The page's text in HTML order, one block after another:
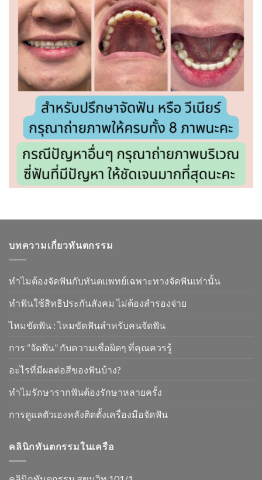
บทความเกี่ยวทันตกรรม
ทำไมต้องจัดฟันกับทันตแพทย์เฉพาะทางจัดฟันเท่านั้น
ทําฟันใช้สิทธิประกันสังคม ไม่ต้องสำรองจ่าย
ไหมขัดฟัน : ไหมขัดฟันสําหรับคนจัดฟัน
การ “จัดฟัน” กับความเชื่อผิดๆ ที่คุณควรรู้
อะไรที่มีผลต่อสีของฟันบ้าง?
ทำไมรักษารากฟันต้องรักษาหลายครั้ง
การดูแลตัวเองหลังติดตั้งเครื่องมือจัดฟัน
คลินิกทันตกรรมในเครือ